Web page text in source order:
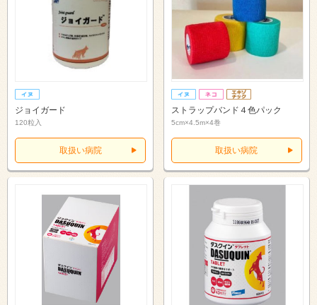
ジョイガード
120粒入
取扱い病院
ストラップバンド４色パック
5cm×4.5m×4巻
取扱い病院